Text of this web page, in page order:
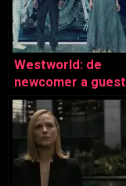
Westworld: de
newcomer a guest
regular do Nolan
World